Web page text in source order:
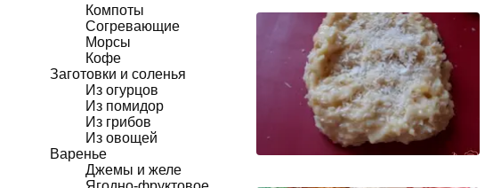
Компоты
Согревающие
Морсы
Кофе
Заготовки и соленья
Из огурцов
Из помидор
Из грибов
Из овощей
Варенье
Джемы и желе